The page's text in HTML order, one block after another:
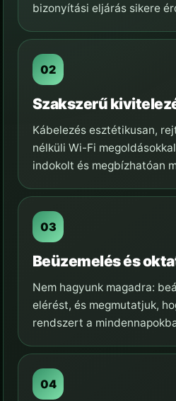
bizonyítási eljárás sikere
Szakszerű
Kábelezés esztétikusan,
nélküli Wi-Fi
indokolt és megbízhatóan
Beüzemelés és
Nem hagyunk magadra:
elérést, és megmutatjuk,
rendszert a